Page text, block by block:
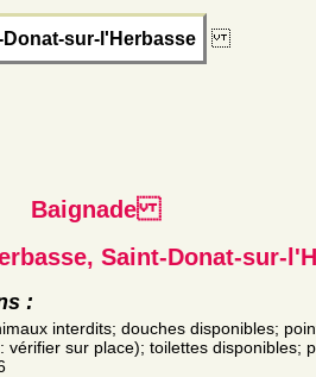
Donat-sur-l'Herbasse
Baignade
Saint-Donat-sur-
:
interdits; douches disponibles;
sur place); toilettes disponibles;